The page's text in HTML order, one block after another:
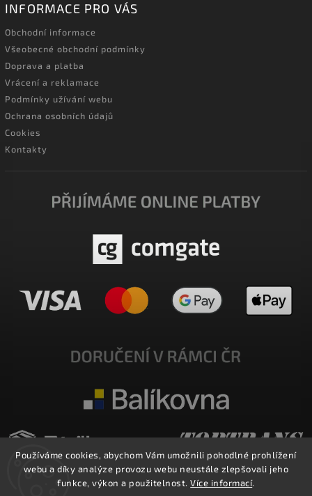
Používáme cookies, abychom Vám umožnili pohodlné prohlížení
webu a díky analýze provozu webu neustále zlepšovali jeho
funkce, výkon a použitelnost.Více informací.
INFORMACE PRO VÁS
Obchodní informace
Všeobecné obchodní podmínky
Doprava a platba
Vrácení a reklamace
Podmínky užívání webu
Ochrana osobních údajů
Cookies
Kontakty